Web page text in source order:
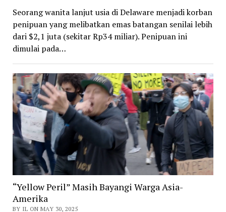
Seorang wanita lanjut usia di Delaware menjadi korban
penipuan yang melibatkan emas batangan senilai lebih
dari $2,1 juta (sekitar Rp34 miliar). Penipuan ini
dimulai pada…
“Yellow Peril” Masih Bayangi Warga Asia-
Amerika
BY IL ON MAY 30, 2025